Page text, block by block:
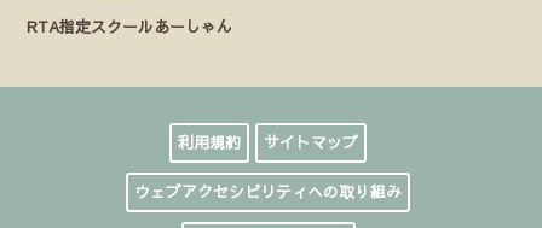
RTA指定スクールあーしゃん
利用規約 サイトマップ
ウェブアクセシビリティへの取り組み